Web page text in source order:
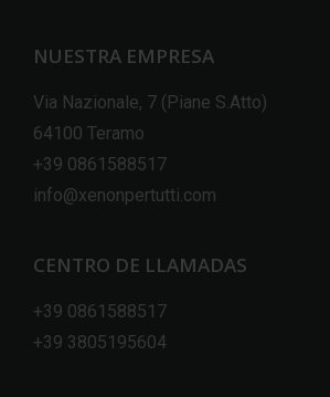
NUESTRA EMPRESA
Via Nazionale, 7 (Piane S.Atto)
64100 Teramo
+39 0861588517
info@xenonpertutti.com
CENTRO DE LLAMADAS
+39 0861588517
+39 3805195604